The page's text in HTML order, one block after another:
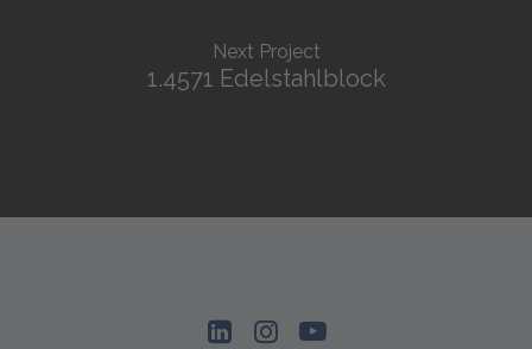
Next Project
1.4571 Edelstahlblock